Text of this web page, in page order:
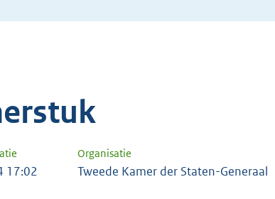
Organisatie
17:02 Tweede Kamer der Staten-Generaal